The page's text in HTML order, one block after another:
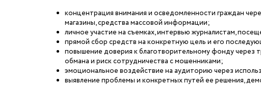
концентрация внимания и осведомленности граждан
магазины, средства массовой информации;
личное участие на съемках, интервью журналистам,
прямой сбор средств на конкретную цель и его
повышение доверия к благотворительному фонду
обмана и риск сотрудничества с мошенниками;
эмоциональное воздействие на аудиторию через
выявление проблемы и конкретных путей ее решения,